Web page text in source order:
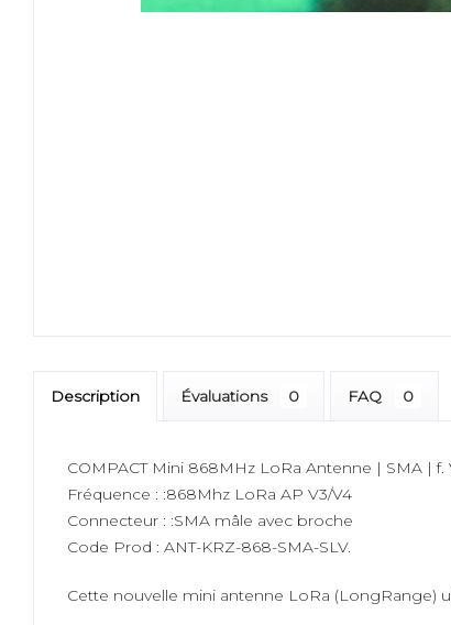
Description Évaluations 0 FAQ 0
COMPACT Mini 868MHz LoRa Antenne | SMA |
Fréquence : :868Mhz LoRa AP V3/V4
Connecteur : :SMA mâle avec broche
Code Prod : ANT-KRZ-868-SMA-SLV.
Cette nouvelle mini antenne LoRa (LongRange)